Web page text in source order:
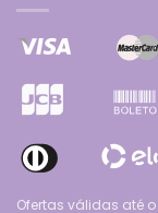
Ofertas válidas até